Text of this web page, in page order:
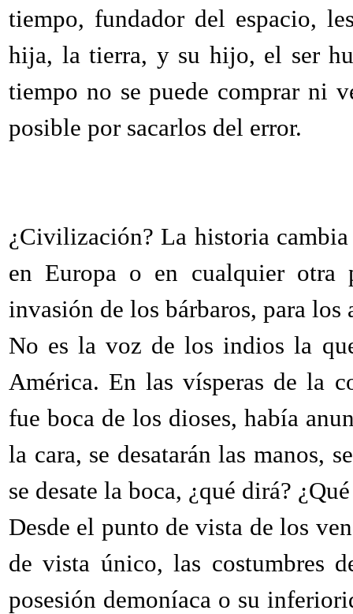
tiempo, fundador del espacio,
hija, la tierra, y su hijo, el ser
tiempo no se puede comprar ni
posible por sacarlos del error.
¿Civilización? La historia
en Europa o en cualquier otra
invasión de los bárbaros, para
No es la voz de los indios la
América. En las vísperas de la
fue boca de los dioses, había
la cara, se desatarán las manos,
se desate la boca, ¿qué dirá?
Desde el punto de vista de los
de vista único, las costumbres
posesión demoníaca o su